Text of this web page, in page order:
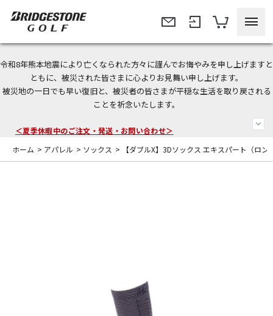
令和8年熊本地震により亡くなられた方々に謹んでお悔やみを申し上げますと
ともに、被災された皆さまに心よりお見舞い申し上げます。
被災地の一日でも早い復旧と、被災者の皆さまが平穏な生活を取り戻される
ことを祈念いたします。
今なら新規会員登録で1,000円OFFクーポンプレゼント！
＜商品配送に関するお知らせ＞
ホーム > アパレル > ソックス > 【ダブルX】3Dソックス エキスパート（ロン